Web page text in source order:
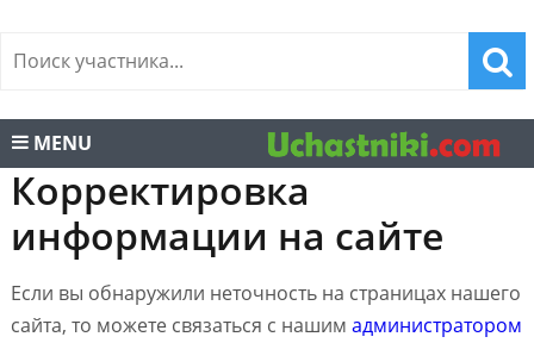
MENU
Корректировка
информации на сайте
Если вы обнаружили неточность на страницах нашего
сайта, то можете связаться с нашим администратором